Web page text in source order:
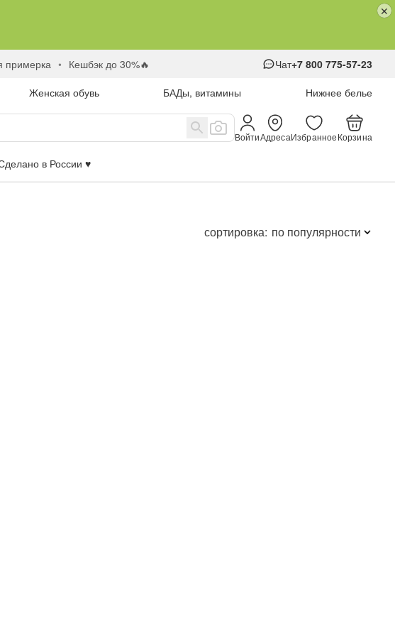
примерка кешбэк до 30%🔥 Чат+7 800 775-57-23
Женская обувь БАДы, витамины Нижнее белье
ВойтиАдресаИзбранноеКорзина
в России ♥️
сортировка: по популярности